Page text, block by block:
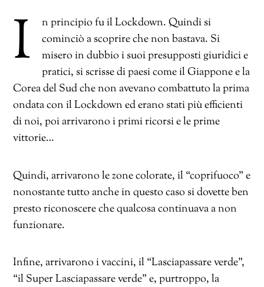
I
n principio fu il Lockdown. Quindi si
cominciò a scoprire che non bastava. Si
misero in dubbio i suoi presupposti giuridici e
pratici, si scrisse di paesi come il Giappone e la
Corea del Sud che non avevano combattuto la prima
ondata con il Lockdown ed erano stati più efficienti
di noi, poi arrivarono i primi ricorsi e le prime
vittorie…
Quindi, arrivarono le zone colorate, il “coprifuoco” e
nonostante tutto anche in questo caso si dovette ben
presto riconoscere che qualcosa continuava a non
funzionare.
Infine, arrivarono i vaccini, il “Lasciapassare verde”,
“il Super Lasciapassare verde” e, purtroppo, la